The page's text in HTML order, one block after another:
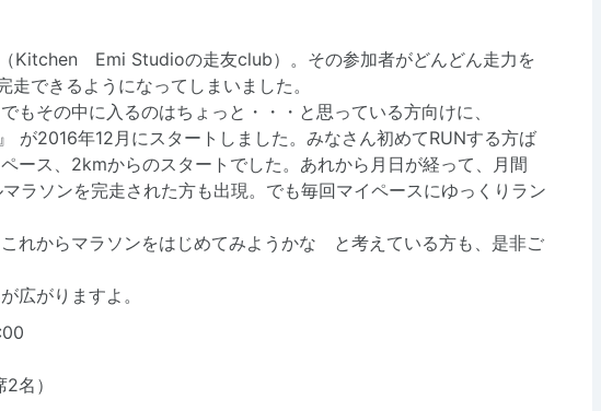
Kitchen Emi Studioの走友club）。その参加者がどんどん走力を
できるようになってしまいました。
もその中に入るのはちょっと・・・と思っている方向けに、
が2016年12月にスタートしました。みなさん初めてRUNする方ば
ース、2kmからのスタートでした。あれから月日が経って、月間
ラソンを完走された方も出現。でも毎回マイペースにゆっくりラン
れからマラソンをはじめてみようかな と考えている方も、是非ご
広がりますよ。
名）